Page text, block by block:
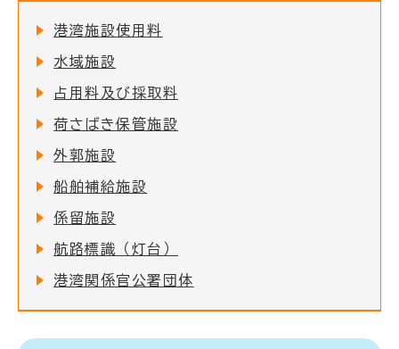
港湾施設使用料
水域施設
占用料及び採取料
荷さばき保管施設
外郭施設
船舶補給施設
係留施設
航路標識（灯台）
港湾関係官公署団体